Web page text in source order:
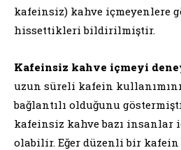
kafeinsiz) kahve içmeyenlere
hissettikleri bildirilmiştir.
Kafeinsiz kahve içmeyi
uzun süreli kafein
bağlantılı olduğunu
kafeinsiz kahve bazı insanlar
olabilir. Eğer düzenli bir